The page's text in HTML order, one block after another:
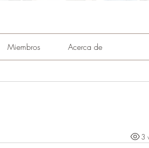
Miembros Acerca de
3